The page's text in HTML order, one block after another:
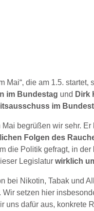
Mai“, die am 1.5. startet,
im Bundestag und Dirk
im
begrüßen wir sehr.
Folgen des
die Politik gefragt, in der
Legislaturwirklich
bei Nikotin, Tabak und
setzen hier
uns dafür aus, konkrete